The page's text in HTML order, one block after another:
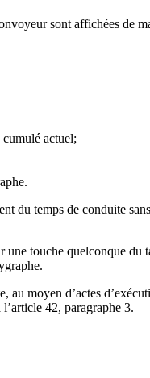
sont affichées de
actuel;
du temps de conduite
une touche quelconque
au moyen d’actes
42, paragraphe 3.